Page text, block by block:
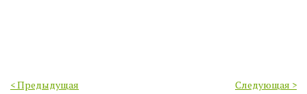
< Предыдущая Следующая >